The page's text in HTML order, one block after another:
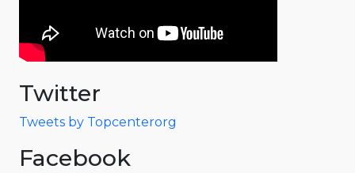
Twitter
Tweets by Topcenterorg
Facebook